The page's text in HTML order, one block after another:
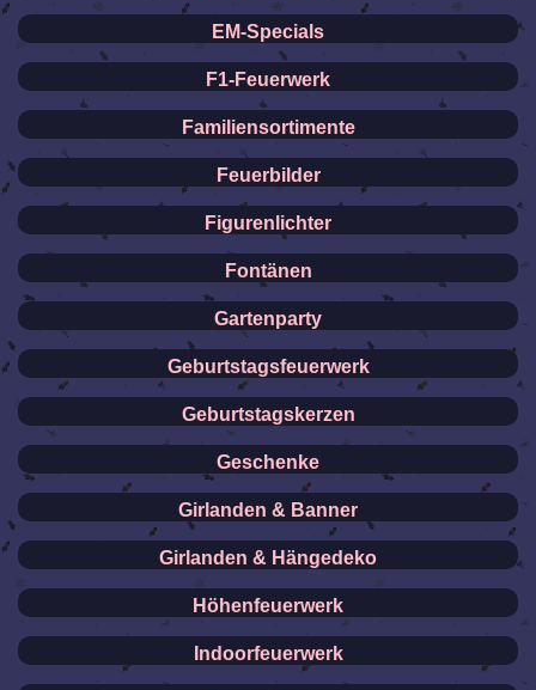
EM-Specials
F1-Feuerwerk
Familiensortimente
Feuerbilder
Figurenlichter
Fontänen
Gartenparty
Geburtstagsfeuerwerk
Geburtstagskerzen
Geschenke
Girlanden & Banner
Girlanden & Hängedeko
Höhenfeuerwerk
Indoorfeuerwerk